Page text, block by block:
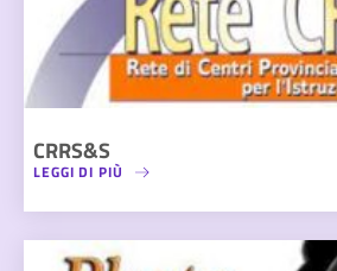
CRRS&S
LEGGI DI PIÙ